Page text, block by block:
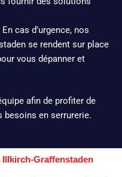
cas d’urgence, nos
se rendent sur place
vous dépanner et
afin de profiter de
besoins en serrurerie.
Illkirch-Graffenstaden